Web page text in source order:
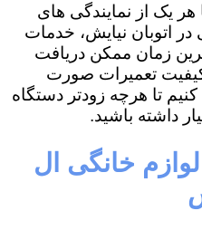
هر یک از نمایندگی های
اتوبان نیایش، خدمات
زمان ممکن دریافت
تعمیرات صورت
تا هرچه زودتر دستگاه
داشته باشید.
خانگی ال